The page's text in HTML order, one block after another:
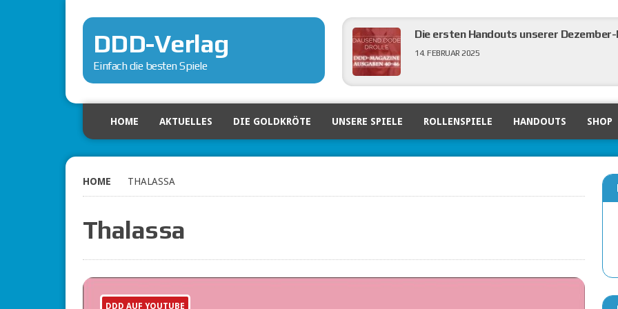
DDD-Verlag
Einfach die besten Spiele
Die ersten Handouts unserer
14. FEBRUAR 2025
Ein Blick zurück auf die Nürnberger
HOME AKTUELLES DIE GOLDKRÖTE UNSERE SPIELE ROLLENSPIELE HANDOUTS SHOP
HOME THALASSA
Thalassa
DDD AUF YOUTUBE